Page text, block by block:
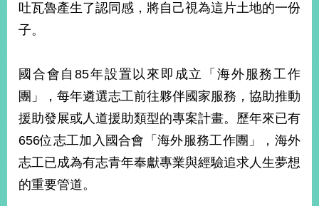
吐瓦魯產生了認同感，將自己視為這片土地的一份
子。
國合會自85年設置以來即成立「海外服務工作
團」，每年遴選志工前往夥伴國家服務，協助推動
援助發展或人道援助類型的專案計畫。歷年來已有
656位志工加入國合會「海外服務工作團」，海外
志工已成為有志青年奉獻專業與經驗追求人生夢想
的重要管道。